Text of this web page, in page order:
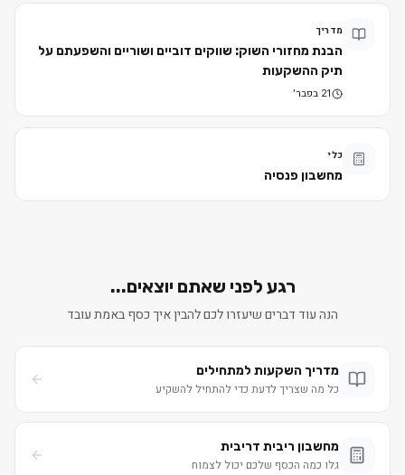
מדריך
הבנת מחזורי השוק: שווקים דוביים ושוריים והשפעתם על
תיק ההשקעות
21 בפבר׳
כלי
מחשבון פנסיה
רגע לפני שאתם יוצאים...
הנה עוד דברים שיעזרו לכם להבין איך כסף באמת עובד
מדריך השקעות למתחילים
כל מה שצריך לדעת כדי להתחיל להשקיע
מחשבון ריבית דריבית
גלו כמה הכסף שלכם יכול לצמוח